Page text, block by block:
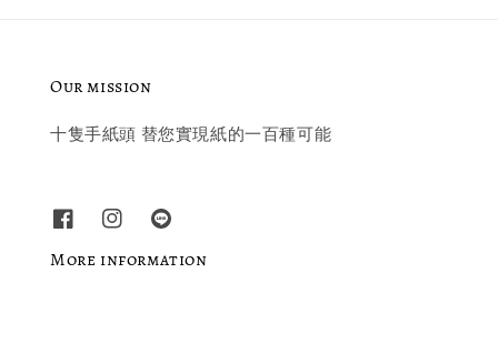
Our mission
十隻手紙頭 替您實現紙的一百種可能
More information